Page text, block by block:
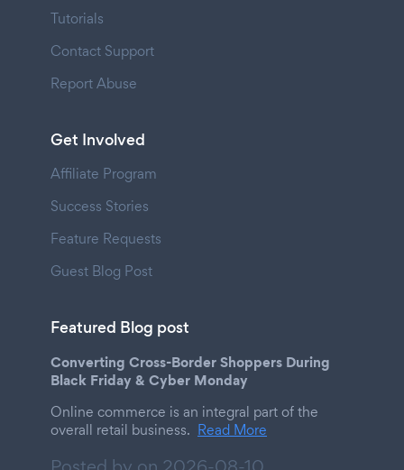
Tutorials
Contact Support
Report Abuse
Get Involved
Affiliate Program
Success Stories
Feature Requests
Guest Blog Post
Featured Blog post
Converting Cross-Border Shoppers During
Black Friday & Cyber Monday
Online commerce is an integral part of the
overall retail business. Read More